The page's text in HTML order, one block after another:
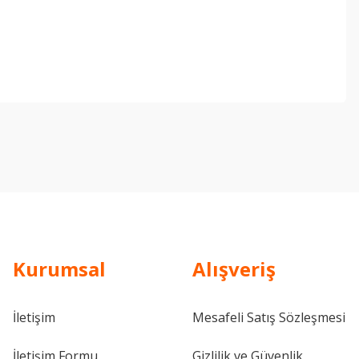
Kurumsal
İletişim
Alışveriş
Mesafeli Satış Sözleşmesi